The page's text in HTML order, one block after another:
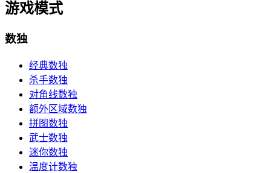
游戏模式
数独
经典数独
杀手数独
对角线数独
额外区域数独
拼图数独
武士数独
迷你数独
温度计数独